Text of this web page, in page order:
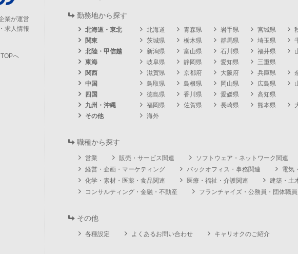
業が運営
求人情報
へ
勤務地から探す
北海道・東北 北海道 青森県 岩手県 宮城県
関東
茨城県 栃木県 群馬県 埼玉県
北陸・甲信越
新潟県 富山県 石川県 福井県
東海
岐阜県 静岡県 愛知県
三重県
関西
滋賀県 京都府 大阪府 兵庫県
中国
鳥取県 島根県 岡山県 広島県
四国
徳島県 香川県 愛媛県
高知県
九州・沖縄
福岡県 佐賀県 長崎県 熊本県
その他
海外
職種から探す
営業 販売・サービス関連 ソフトウェア・ネットワーク関連
経営・企画・マーケティング
バックオフィス・事務関連
電気
化学・素材・医薬・食品関連
医療・福祉・介護関連
建築・土
コンサルティング・金融・不動産
フランチャイズ・公務員・団体職
その他
各種設定 よくあるお問い合わせ キャリオクのご紹介